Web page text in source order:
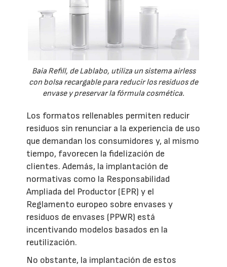
Baia Refill, de Lablabo, utiliza un sistema airless
con bolsa recargable para reducir los residuos de
envase y preservar la fórmula cosmética.
Los formatos rellenables permiten reducir
residuos sin renunciar a la experiencia de uso
que demandan los consumidores y, al mismo
tiempo, favorecen la fidelización de
clientes. Además, la implantación de
normativas como la Responsabilidad
Ampliada del Productor (EPR) y el
Reglamento europeo sobre envases y
residuos de envases (PPWR) está
incentivando modelos basados en la
reutilización.
No obstante, la implantación de estos